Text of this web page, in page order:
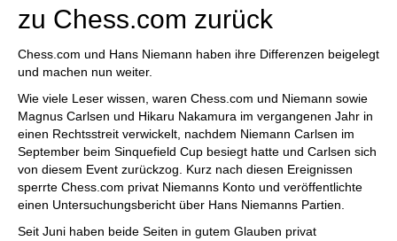
zu Chess.com zurück
Chess.com und Hans Niemann haben ihre Differenzen beigelegt
und machen nun weiter.
Wie viele Leser wissen, waren Chess.com und Niemann sowie
Magnus Carlsen und Hikaru Nakamura im vergangenen Jahr in
einen Rechtsstreit verwickelt, nachdem Niemann Carlsen im
September beim Sinquefield Cup besiegt hatte und Carlsen sich
von diesem Event zurückzog. Kurz nach diesen Ereignissen
sperrte Chess.com privat Niemanns Konto und veröffentlichte
einen Untersuchungsbericht über Hans Niemanns Partien.
Seit Juni haben beide Seiten in gutem Glauben privat